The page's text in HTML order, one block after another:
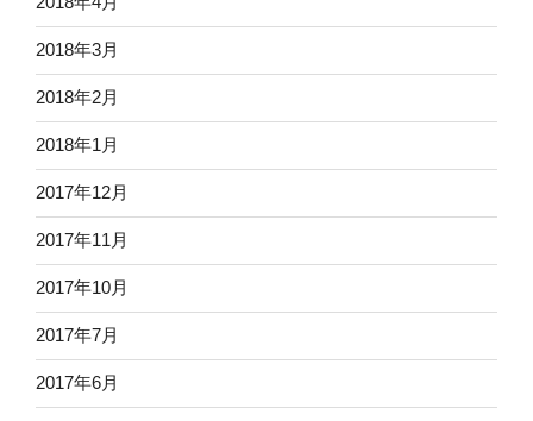
2018年3月
2018年2月
2018年1月
2017年12月
2017年11月
2017年10月
2017年7月
2017年6月